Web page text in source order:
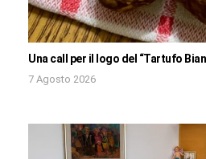
Una call per il logo del “Tartufo
7 Agosto 2026